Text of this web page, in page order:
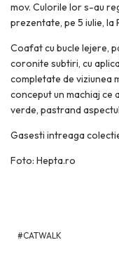
mov. Culorile lor s-au
prezentate, pe 5 iulie, la
Coafat cu bucle lejere,
coronite subtiri, cu
completate de viziunea
conceput un machiaj ce
verde, pastrand
Gasesti intreaga
Foto: Hepta.ro
CATWALK